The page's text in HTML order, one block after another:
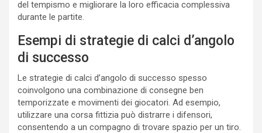
del tempismo e migliorare la loro efficacia complessiva
durante le partite.
Esempi di strategie di calci d’angolo
di successo
Le strategie di calci d’angolo di successo spesso
coinvolgono una combinazione di consegne ben
temporizzate e movimenti dei giocatori. Ad esempio,
utilizzare una corsa fittizia può distrarre i difensori,
consentendo a un compagno di trovare spazio per un tiro.